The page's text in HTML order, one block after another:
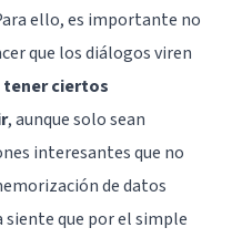
ello, es importante no
que los diálogos viren
tener ciertos
, aunque solo sean
interesantes que no
de datos
siente que por el simple